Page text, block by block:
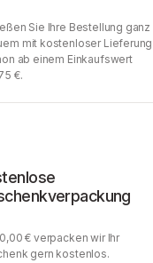
Sie Ihre Bestellung ganz
mit kostenloser Lieferung
ab einem Einkaufswert
€.
€ verpacken wir Ihr
gern kostenlos.